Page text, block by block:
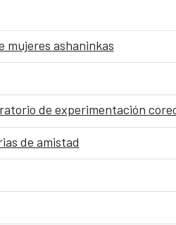
mujeres ashaninkas
de experimentación
de amistad